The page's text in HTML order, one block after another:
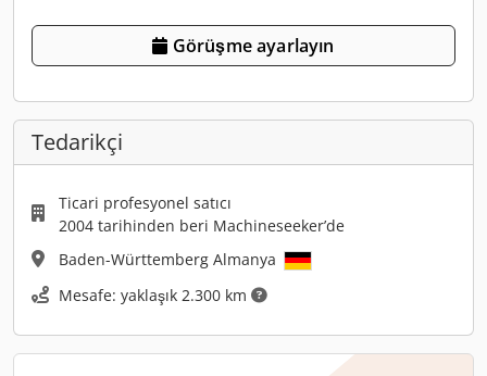
Görüşme ayarlayın
Tedarikçi
Ticari profesyonel satıcı
2004 tarihinden beri Machineseeker’de
Baden-Württemberg Almanya
Mesafe: yaklaşık 2.300 km